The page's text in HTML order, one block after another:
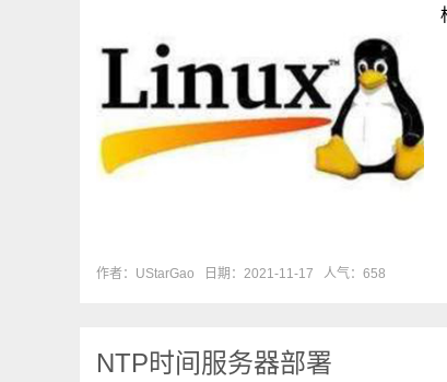
作者：UStarGao 日期：2021-11-17 人气：658
NTP时间服务器部署